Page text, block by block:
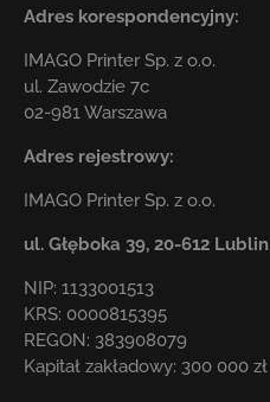
Adres korespondencyjny:
IMAGO Printer Sp. z o.o.
ul. Zawodzie 7c
02-981 Warszawa
Adres rejestrowy:
IMAGO Printer Sp. z o.o.
ul. Głęboka 39, 20-612 Lublin
NIP: 1133001513
KRS: 0000815395
REGON: 383908079
Kapitał zakładowy: 300 000 zł